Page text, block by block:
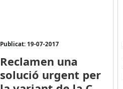
Publicat: 19-07-2017
Reclamen una
solució urgent per